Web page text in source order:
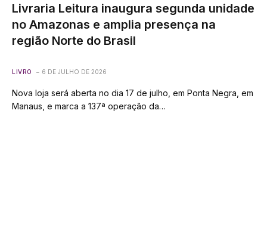
Livraria Leitura inaugura segunda unidade
no Amazonas e amplia presença na
região Norte do Brasil
LIVRO 6 DE JULHO DE 2026
Nova loja será aberta no dia 17 de julho, em Ponta Negra, em
Manaus, e marca a 137ª operação da…